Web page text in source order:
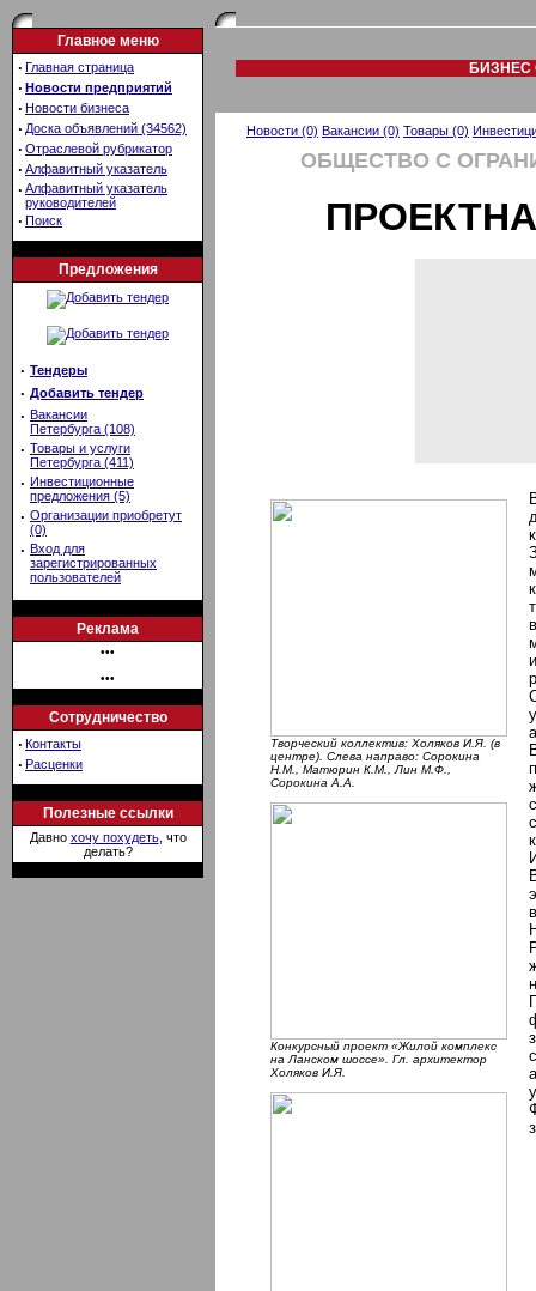
Главное меню
· Главная страница
· Новости предприятий
· Новости бизнеса
· Доска объявлений (34562)
· Отраслевой рубрикатор
· Алфавитный указатель
· Алфавитный указатель
руководителей
· Поиск
Предложения
· Тендеры
· Добавить тендер
· Вакансии
Петербурга (108)
· Товары и услуги
Петербурга (411)
· Инвестиционные
предложения (5)
· Организации приобретут
(0)
· Вход для
зарегистрированных
пользователей
Реклама
•••
•••
Сотрудничество
· Контакты
· Расценки
Полезные ссылки
Давно хочу похудеть, что
делать?
БИЗНЕС
Новости (0) Вакансии (0) Товары (0)
ОБЩЕСТВО С
Творческий коллектив: Холяков И.Я. (в
центре). Слева направо: Сорокина
Н.М., Матюрин К.М., Лин М.Ф.,
Сорокина А.А.
Конкурсный проект «Жилой комплекс
на Ланском шоссе». Гл. архитектор
Холяков И.Я.